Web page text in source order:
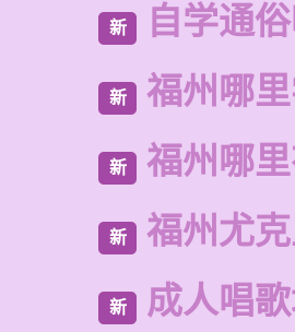
新 自学通
新 福州哪
新 福州哪
新 福州尤
新 成人唱